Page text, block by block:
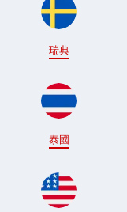
瑞典
泰國